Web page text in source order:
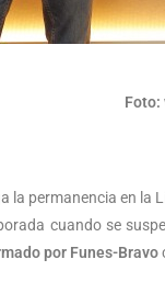
Foto:
la permanencia en
cuando se
por Funes-Bravo